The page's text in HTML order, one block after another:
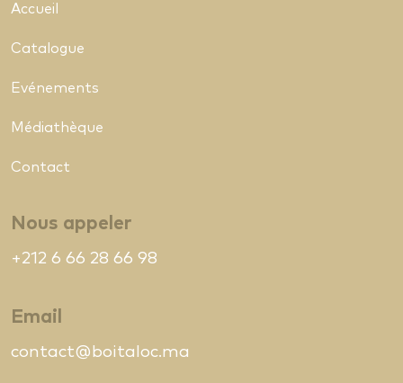
Accueil
Catalogue
Evénements
Médiathèque
Contact
Nous appeler
+212 6 66 28 66 98
Email
contact@boitaloc.ma